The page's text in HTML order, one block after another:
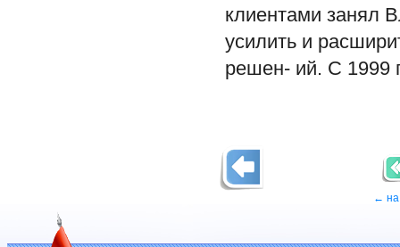
клиентами занял
усилить и
решен- ий. С 1999
← на